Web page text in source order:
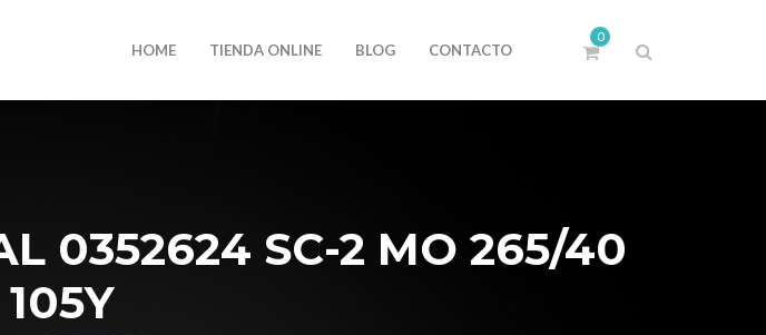
HOME TIENDA ONLINE BLOG CONTACTO
0
0352624 SC-2 MO 265/40
105Y